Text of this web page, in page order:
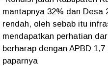
mantapnya 32% dan Desa
rendah, oleh sebab itu
mendapatkan perhatian
berharap dengan APBD
paparnya